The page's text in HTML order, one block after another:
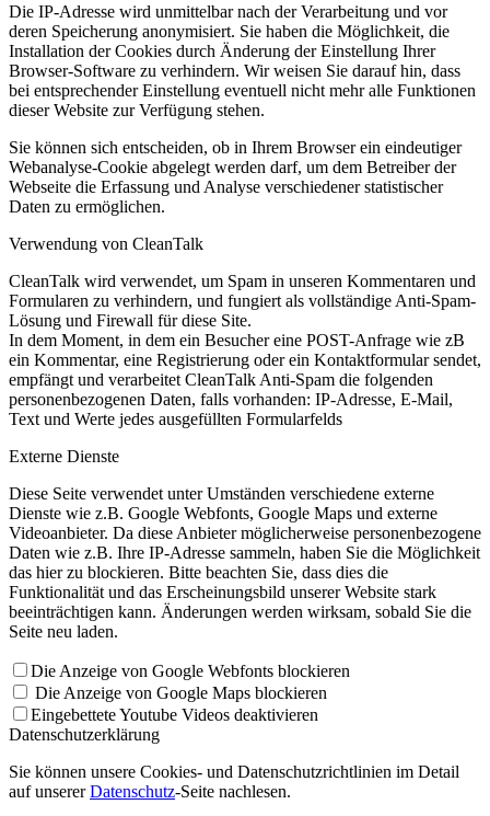
Die IP-Adresse wird unmittelbar nach der Verarbeitung und vor
deren Speicherung anonymisiert. Sie haben die Möglichkeit, die
Installation der Cookies durch Änderung der Einstellung Ihrer
Browser-Software zu verhindern. Wir weisen Sie darauf hin, dass
bei entsprechender Einstellung eventuell nicht mehr alle Funktionen
dieser Website zur Verfügung stehen.
Sie können sich entscheiden, ob in Ihrem Browser ein eindeutiger
Webanalyse-Cookie abgelegt werden darf, um dem Betreiber der
Webseite die Erfassung und Analyse verschiedener statistischer
Daten zu ermöglichen.
Verwendung von CleanTalk
CleanTalk wird verwendet, um Spam in unseren Kommentaren und
Formularen zu verhindern, und fungiert als vollständige Anti-Spam-
Lösung und Firewall für diese Site.
In dem Moment, in dem ein Besucher eine POST-Anfrage wie zB
ein Kommentar, eine Registrierung oder ein Kontaktformular sendet,
empfängt und verarbeitet CleanTalk Anti-Spam die folgenden
personenbezogenen Daten, falls vorhanden: IP-Adresse, E-Mail,
Text und Werte jedes ausgefüllten Formularfelds
Externe Dienste
Diese Seite verwendet unter Umständen verschiedene externe
Dienste wie z.B. Google Webfonts, Google Maps und externe
Videoanbieter. Da diese Anbieter möglicherweise personenbezogene
Daten wie z.B. Ihre IP-Adresse sammeln, haben Sie die Möglichkeit
das hier zu blockieren. Bitte beachten Sie, dass dies die
Funktionalität und das Erscheinungsbild unserer Website stark
beeinträchtigen kann. Änderungen werden wirksam, sobald Sie die
Seite neu laden.
Die Anzeige von Google Webfonts blockieren
Die Anzeige von Google Maps blockieren
Eingebettete Youtube Videos deaktivieren
Datenschutzerklärung
Sie können unsere Cookies- und Datenschutzrichtlinien im Detail
auf unsererDatenschutz-Seite nachlesen.